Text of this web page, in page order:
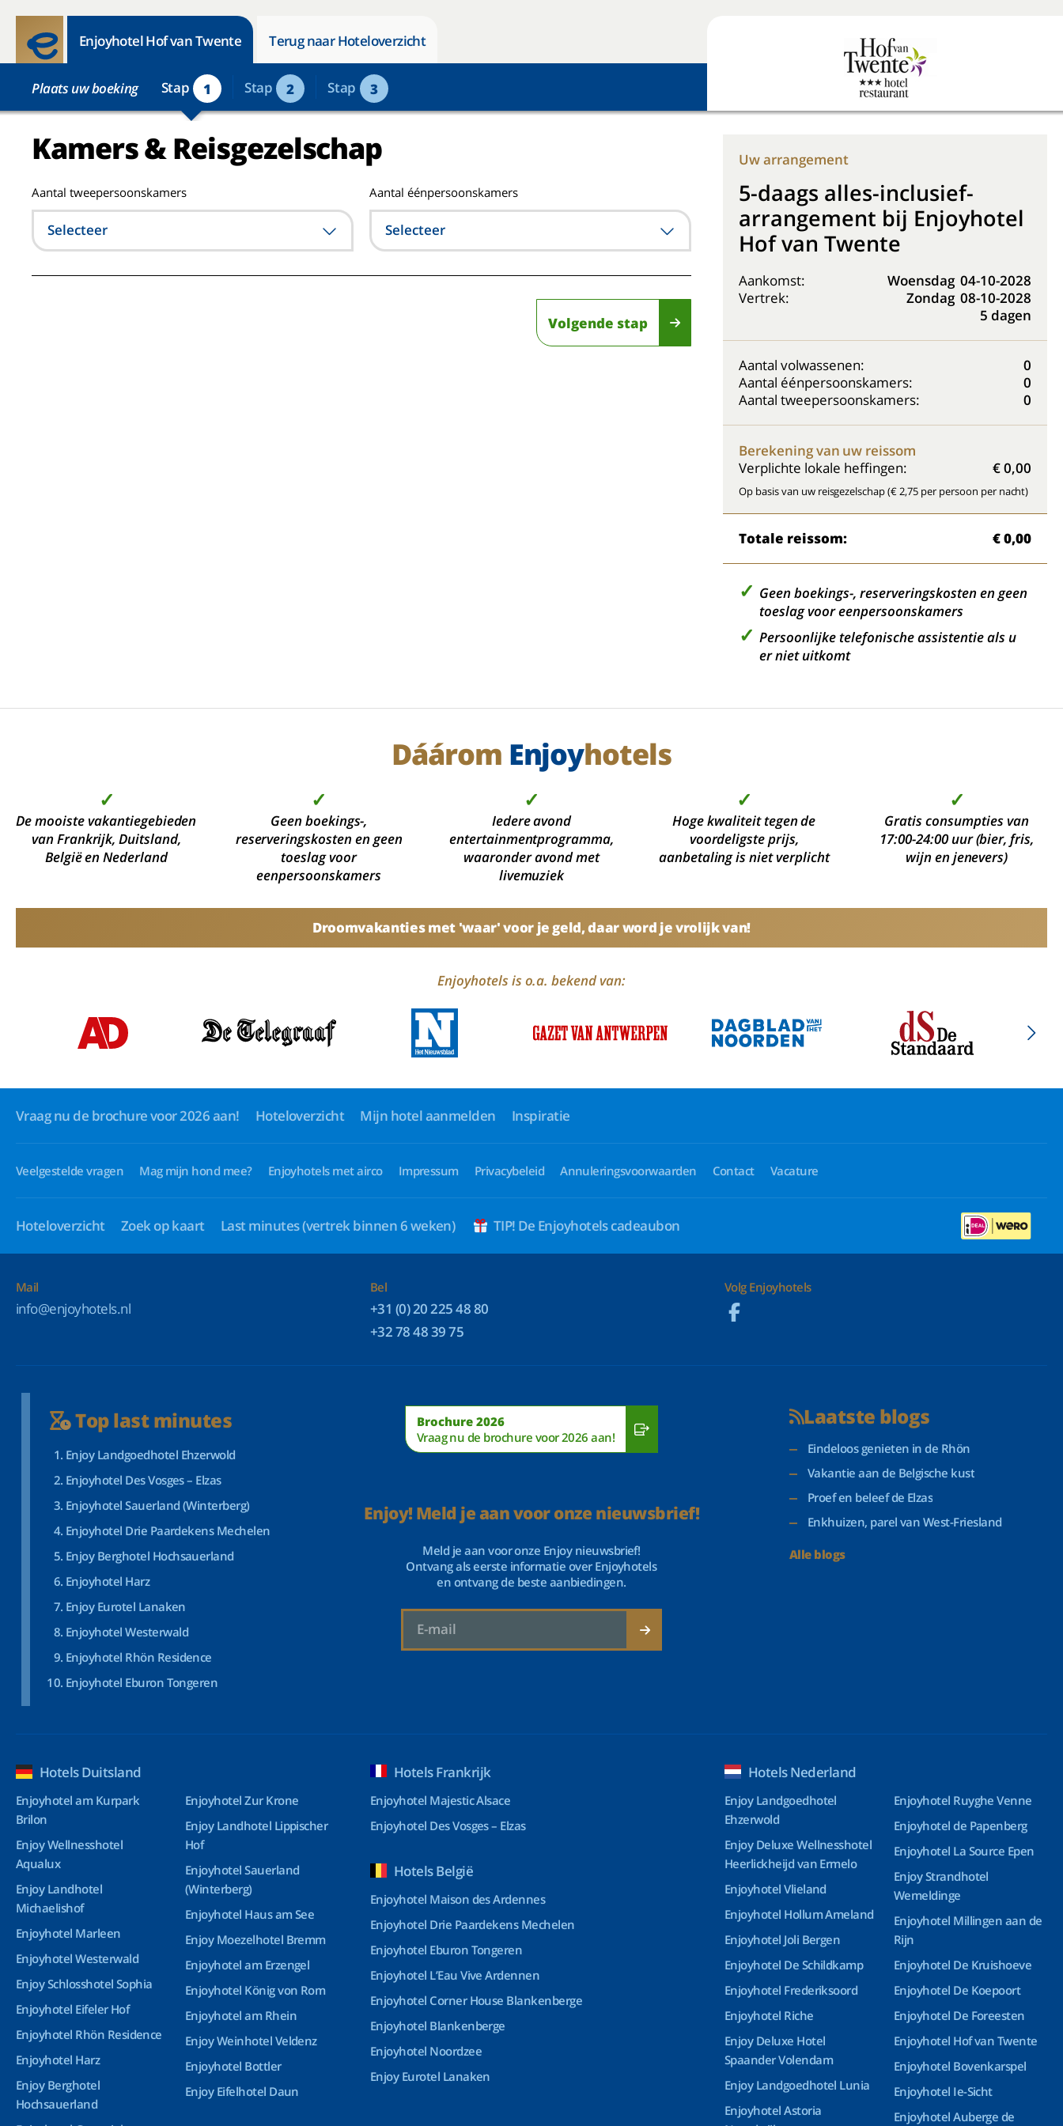
+31 (0) 20 225 48 80
Enjoyhotel Hof van Twente Terug naar Hoteloverzicht
Plaats uw boeking Stap 1 Stap 2 Stap 3
Kamers & Reisgezelschap
Aantal tweepersoonskamers
Selecteer
Aantal éénpersoonskamers
Selecteer
Volgende stap
Uw arrangement
5-daags alles-inclusief-
arrangement bij Enjoyhotel
Hof van Twente
Aankomst: Woensdag 04-10-2028
Vertrek:
Zondag 08-10-2028
5 dagen
Aantal volwassenen:
0
Aantal éénpersoonskamers:
0
Aantal tweepersoonskamers:
0
Berekening van uw reissom
Verplichte lokale heffingen:
€ 0,00
Op basis van uw reisgezelschap (€ 2,75 per persoon per nacht)
Totale reissom: € 0,00
Geen boekings-, reserveringskosten en geen
toeslag voor eenpersoonskamers
Persoonlijke telefonische assistentie als u
er niet uitkomt
Dáárom Enjoyhotels
✓
De mooiste vakantiegebieden
van Frankrijk, Duitsland,
België en Nederland
✓
Geen boekings-,
reserveringskosten en geen
toeslag voor
eenpersoonskamers
✓
Iedere avond
entertainmentprogramma,
waaronder avond met
livemuziek
✓
Hoge kwaliteit tegen de
voordeligste prijs,
aanbetaling is niet verplicht
✓
Gratis consumpties van
17:00-24:00 uur (bier, fris,
wijn en jenevers)
Droomvakanties met 'waar' voor je geld, daar word je vrolijk van!
Enjoyhotels is o.a. bekend van:
Vraag nu de brochure voor 2026 aan! Hoteloverzicht Mijn hotel aanmelden Inspiratie
Veelgestelde vragen Mag mijn hond mee? Enjoyhotels met airco Impressum Privacybeleid Annuleringsvoorwaarden Contact Vacature
Hoteloverzicht Zoek op kaart Last minutes(vertrek binnen 6 weken) TIP! De Enjoyhotels cadeaubon
Mail
info@enjoyhotels.nl
Bel
+31 (0) 20 225 48 80
+32 78 48 39 75
Volg Enjoyhotels
Top last minutes
Enjoy Landgoedhotel Ehzerwold
Enjoyhotel Des Vosges – Elzas
Enjoyhotel Sauerland (Winterberg)
Enjoyhotel Drie Paardekens Mechelen
Enjoy Berghotel Hochsauerland
Enjoyhotel Harz
Enjoy Eurotel Lanaken
Enjoyhotel Westerwald
Enjoyhotel Rhön Residence
Enjoyhotel Eburon Tongeren
Brochure 2026
Vraag nu de brochure voor 2026 aan!
Enjoy! Meld je aan voor onze nieuwsbrief!
Meld je aan voor onze Enjoy nieuwsbrief!
Ontvang als eerste informatie over Enjoyhotels
en ontvang de beste aanbiedingen.
Laatste blogs
Eindeloos genieten in de Rhön
Vakantie aan de Belgische kust
Proef en beleef de Elzas
Enkhuizen, parel van West-Friesland
Alle blogs
Hotels Duitsland
Enjoyhotel am Kurpark
Brilon
Enjoy Wellnesshotel
Aqualux
Enjoy Landhotel
Michaelishof
Enjoyhotel Marleen
Enjoyhotel Westerwald
Enjoy Schlosshotel Sophia
Enjoyhotel Eifeler Hof
Enjoyhotel Rhön Residence
Enjoyhotel Harz
Enjoy Berghotel
Hochsauerland
Enjoyhotel Zur Krone
Enjoy Landhotel Lippischer
Hof
Enjoyhotel Sauerland
(Winterberg)
Enjoyhotel Haus am See
Enjoy Moezelhotel Bremm
Enjoyhotel am Erzengel
Enjoyhotel König von Rom
Enjoyhotel am Rhein
Enjoy Weinhotel Veldenz
Enjoyhotel Bottler
Enjoy Eifelhotel Daun
Hotels Frankrijk
Enjoyhotel Majestic Alsace
Enjoyhotel Des Vosges – Elzas
Hotels België
Enjoyhotel Maison des Ardennes
Enjoyhotel Drie Paardekens Mechelen
Enjoyhotel Eburon Tongeren
Enjoyhotel L’Eau Vive Ardennen
Enjoyhotel Corner House Blankenberge
Enjoyhotel Blankenberge
Enjoyhotel Noordzee
Enjoy Eurotel Lanaken
Hotels Nederland
Enjoy Landgoedhotel
Ehzerwold
Enjoy Deluxe Wellnesshotel
Heerlickheijd van Ermelo
Enjoyhotel Vlieland
Enjoyhotel Hollum Ameland
Enjoyhotel Joli Bergen
Enjoyhotel De Schildkamp
Enjoyhotel Frederiksoord
Enjoyhotel Riche
Enjoy Deluxe Hotel
Spaander Volendam
Enjoy Landgoedhotel Lunia
Enjoyhotel Astoria
Enjoyhotel Ruyghe Venne
Enjoyhotel de Papenberg
Enjoyhotel La Source Epen
Enjoy Strandhotel
Wemeldinge
Enjoyhotel Millingen aan de
Rijn
Enjoyhotel De Kruishoeve
Enjoyhotel De Koepoort
Enjoyhotel De Foreesten
Enjoyhotel Hof van Twente
Enjoyhotel Bovenkarspel
Enjoyhotel Ie-Sicht
Enjoyhotel Auberge de